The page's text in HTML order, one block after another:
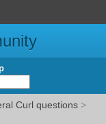
Curl questions >